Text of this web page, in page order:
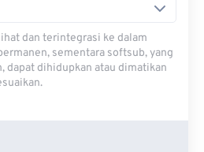
dan terintegrasi ke dalam
sementara softsub, yang
dapat dihidupkan atau dimatikan